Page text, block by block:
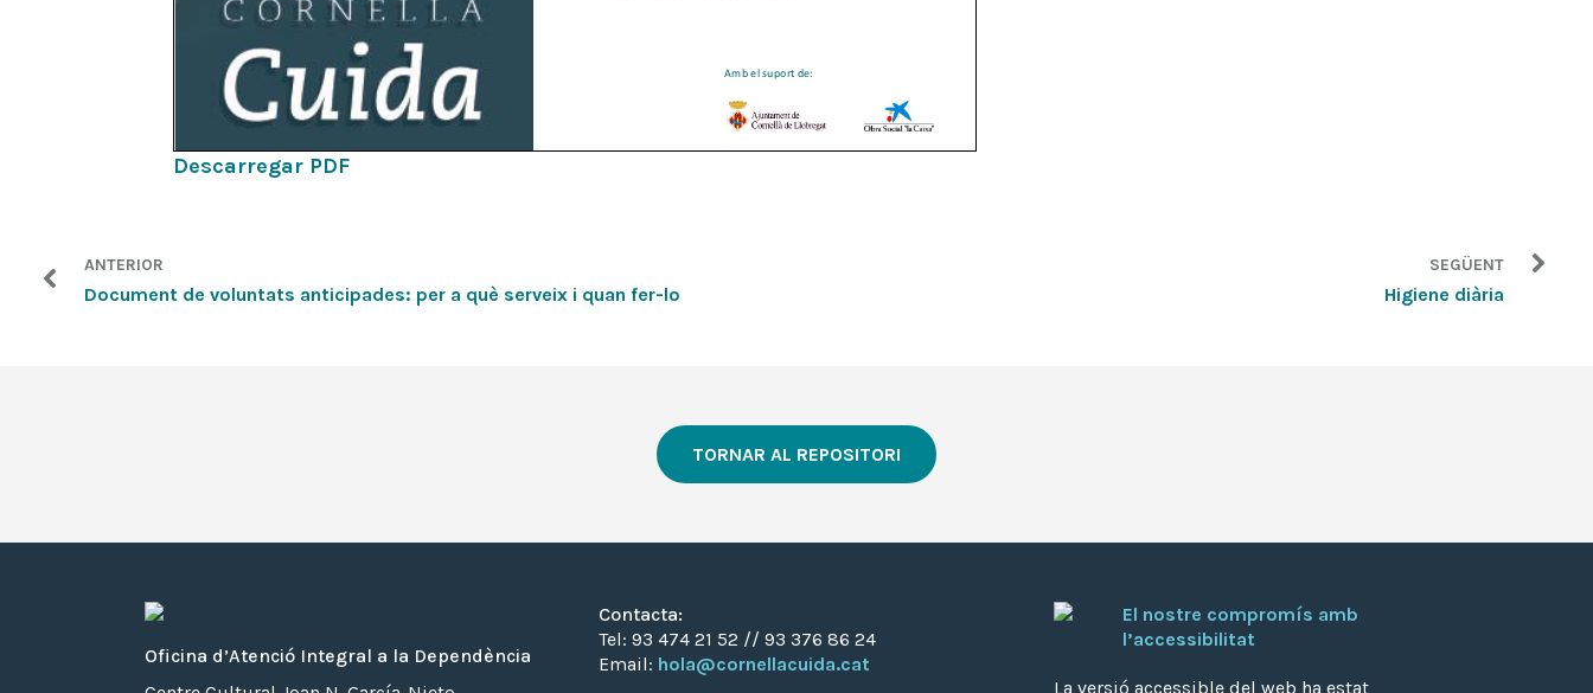
Descarregar PDF
ANTERIOR
Document de voluntats anticipades: per a què serveix i quan fer-lo
SEGÜENT
Higiene diària
TORNAR AL REPOSITORI
Oficina d’Atenció Integral a la Dependència
Contacta:
Tel: 93 474 21 52 // 93 376 86 24
Email: hola@cornellacuida.cat
El nostre compromís amb
l’accessibilitat
La versió accessible del web ha estat